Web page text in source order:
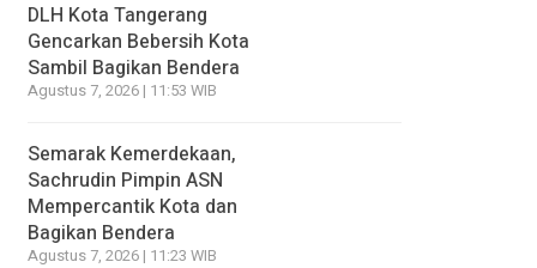
DLH Kota Tangerang
Gencarkan Bebersih Kota
Sambil Bagikan Bendera
Agustus 7, 2026 | 11:53 WIB
Semarak Kemerdekaan,
Sachrudin Pimpin ASN
Mempercantik Kota dan
Bagikan Bendera
Agustus 7, 2026 | 11:23 WIB